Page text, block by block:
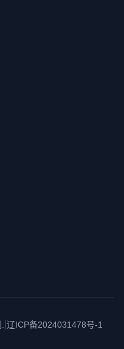
辽ICP备2024031478号-1